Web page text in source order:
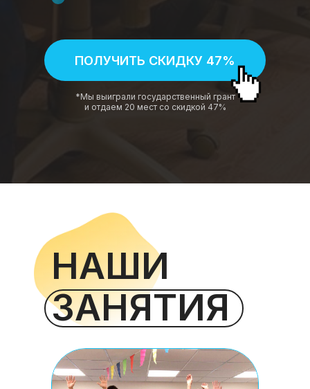
ПОЛУЧИТЬ СКИДКУ 47%
*Мы выиграли государственный грант
и отдаем 20 мест со скидкой 47%
НАШИ
ЗАНЯТИЯ